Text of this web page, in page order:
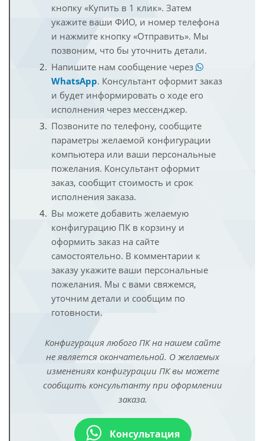
кнопку «Купить в 1 клик». Затем
укажите ваши ФИО, и номер телефона
и нажмите кнопку «Отправить». Мы
позвоним, что бы уточнить детали.
Напишите нам сообщение через
WhatsApp. Консультант оформит заказ
и будет информировать о ходе его
исполнения через мессенджер.
Позвоните по телефону, сообщите
параметры желаемой конфигурации
компьютера или ваши персональные
пожелания. Консультант оформит
заказ, сообщит стоимость и срок
исполнения заказа.
Вы можете добавить желаемую
конфигурацию ПК в корзину и
оформить заказ на сайте
самостоятельно. В комментарии к
заказу укажите ваши персональные
пожелания. Мы с вами свяжемся,
уточним детали и сообщим по
готовности.
Конфигурация любого ПК на нашем сайте
не является окончательной. О желаемых
изменениях конфигурации ПК вы можете
сообщить консультанту при оформлении
заказа.
Консультация